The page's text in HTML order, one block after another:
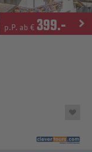
p.P. ab € 399.-